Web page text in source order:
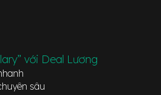
với Deal Lương
sâu